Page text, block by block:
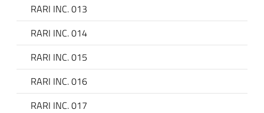
RARI INC. 013
RARI INC. 014
RARI INC. 015
RARI INC. 016
RARI INC. 017